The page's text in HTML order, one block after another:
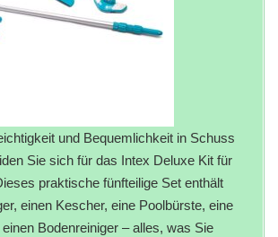
und Bequemlichkeit in Schuss
Sie sich für das Intex Deluxe Kit für
praktische fünfteilige Set enthält
einen Kescher, eine Poolbürste, eine
Bodenreiniger – alles, was Sie